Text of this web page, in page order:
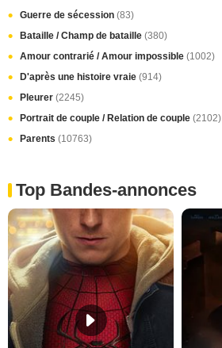
Guerre de sécession (83)
Bataille / Champ de bataille (380)
Amour contrarié / Amour impossible (1002)
D'après une histoire vraie (914)
Pleurer (2245)
Portrait de couple / Relation de couple (2102)
Parents (10763)
Top Bandes-annonces